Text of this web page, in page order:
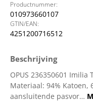
Productnummer:
010973660107
GTIN/EAN:
4251200716512
Beschrijving
OPUS 236350601
Materiaal: 94% Katoen,
aansluitende pasvor…